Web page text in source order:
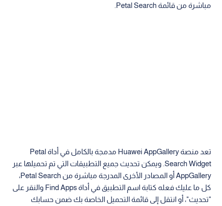
مباشرة من قائمة Petal Search.
تعد منصة Huawei AppGallery مدمجة بالكامل في أداة Petal
Search Widget. ويمكن تحديث جميع التطبيقات التي تم تحميلها عبر
AppGallery أو المصادر الأخرى المدرجة مباشرة من Petal Search،
كل ما عليك فعله كتابة اسم التطبيق في أداة Find Apps والنقر على
"تحديث"، أو انتقل إلى قائمة التحميل الخاصة بك ضمن حسابك